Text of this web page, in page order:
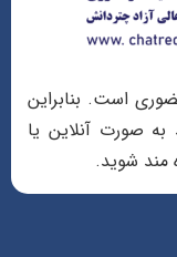
است. بنابراین
صورت آنلاین یا
مند شوید.